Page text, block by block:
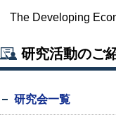
The Developing
研究活動のご
研究会一覧